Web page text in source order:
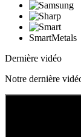
SmartMetals
Dernière vidéo
Notre dernière